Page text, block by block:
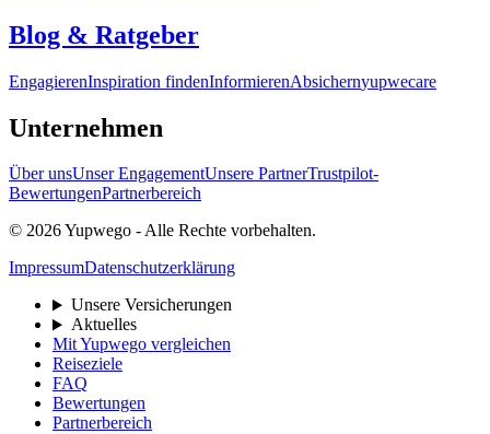
Blog & Ratgeber
EngagierenInspiration findenInformierenAbsichernyupwecare
Unternehmen
Über unsUnser EngagementUnsere PartnerTrustpilot-
BewertungenPartnerbereich
© 2026 Yupwego - Alle Rechte vorbehalten.
ImpressumDatenschutzerklärung
Unsere Versicherungen
Aktuelles
Mit Yupwego vergleichen
Reiseziele
FAQ
Bewertungen
Partnerbereich